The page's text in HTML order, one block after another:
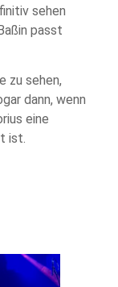
sehen
passt
zu sehen,
dann, wenn
eine
ist.